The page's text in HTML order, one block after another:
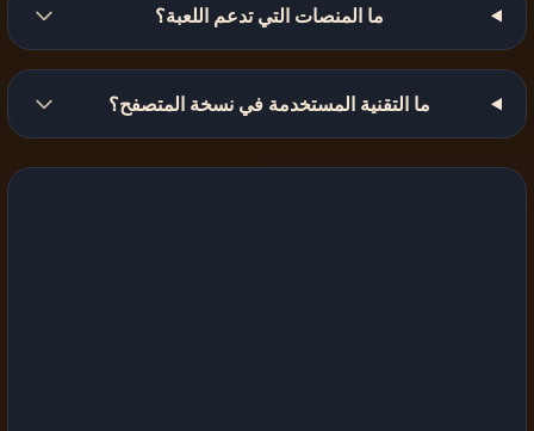
ما المنصات التي تدعم اللعبة؟
ما التقنية المستخدمة في نسخة المتصفح؟